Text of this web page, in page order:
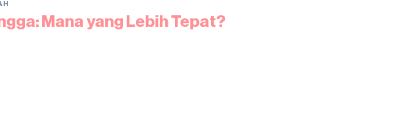
Mana yang Lebih Tepat?